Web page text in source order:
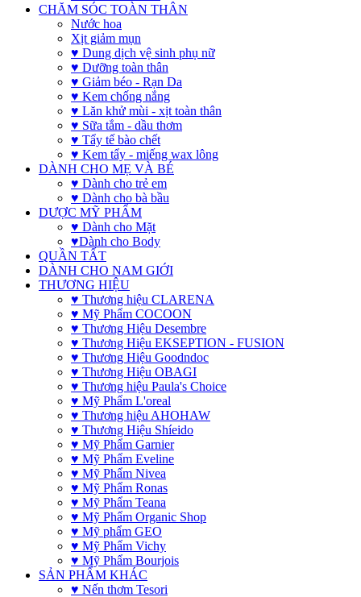
CHĂM SÓC TOÀN THÂN
Nước hoa
Xịt giảm mụn
♥ Dung dịch vệ sinh phụ nữ
♥ Dưỡng toàn thân
♥ Giảm béo - Rạn Da
♥ Kem chống nắng
♥ Lăn khử mùi - xịt toàn thân
♥ Sữa tắm - dầu thơm
♥ Tẩy tế bào chết
♥ Kem tẩy - miếng wax lông
DÀNH CHO MẸ VÀ BÉ
♥ Dành cho trẻ em
♥ Dành cho bà bầu
DƯỢC MỸ PHẨM
♥ Dành cho Mặt
♥Dành cho Body
QUẦN TẤT
DÀNH CHO NAM GIỚI
THƯƠNG HIỆU
♥ Thương hiệu CLARENA
♥ Mỹ Phẩm COCOON
♥ Thương Hiệu Desembre
♥ Thương Hiệu EKSEPTION - FUSION
♥ Thương Hiệu Goodndoc
♥ Thương Hiệu OBAGI
♥ Thương hiệu Paula's Choice
♥ Mỹ Phẩm L'oreal
♥ Thương hiệu AHOHAW
♥ Thương Hiệu Shíeido
♥ Mỹ Phẩm Garnier
♥ Mỹ Phẩm Eveline
♥ Mỹ Phẩm Nivea
♥ Mỹ Phẩm Ronas
♥ Mỹ Phẩm Teana
♥ Mỹ Phẩm Organic Shop
♥ Mỹ phẩm GEO
♥ Mỹ Phẩm Vichy
♥ Mỹ Phẩm Bourjois
SẢN PHẨM KHÁC
♥ Nến thơm Tesori